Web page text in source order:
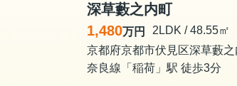
深草藪之内町
1,480万円
2LDK / 48.55㎡
奈良線「稲荷」駅 徒歩3分